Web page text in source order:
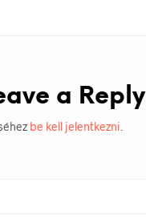
a Reply
be kell jelentkezni